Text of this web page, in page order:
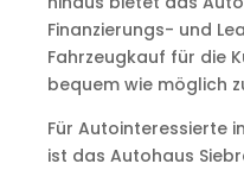
Finanzierungs- und
Fahrzeugkauf für die
bequem wie möglich
Für Autointeressierte
ist das Autohaus